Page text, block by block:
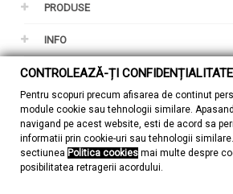
PRODUSE
INFO
CONTUL TAU
GDPR
CONTROLEAZĂ-ȚI
Pentru scopuri precum afisarea de continut
module cookie sau tehnologii similare.
navigand pe acest website, esti de acord sa
informatii prin cookie-uri sau tehnologii
sectiunea Politica cookies mai multe despre
posibilitatea retragerii acordului.